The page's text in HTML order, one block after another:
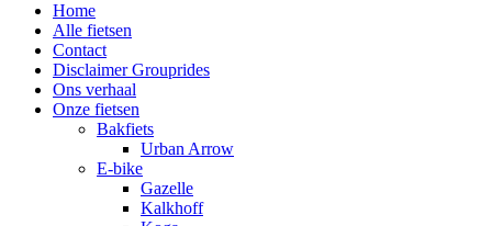
Home
Alle fietsen
Contact
Disclaimer Grouprides
Ons verhaal
Onze fietsen
Bakfiets
Urban Arrow
E-bike
Gazelle
Kalkhoff